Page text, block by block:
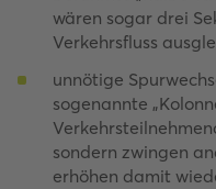
wären sogar drei
Verkehrsfluss
unnötige
sogenannte
sondern zwingen
erhöhen damit